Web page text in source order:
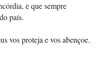
e que sempre
país.
vos proteja e vos abençoe.